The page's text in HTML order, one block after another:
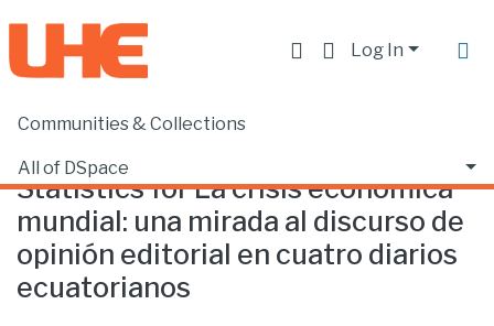
Log In
Communities & Collections
All of DSpace
Home Statistics
Statistics for La crisis económica
mundial: una mirada al discurso de
opinión editorial en cuatro diarios
ecuatorianos